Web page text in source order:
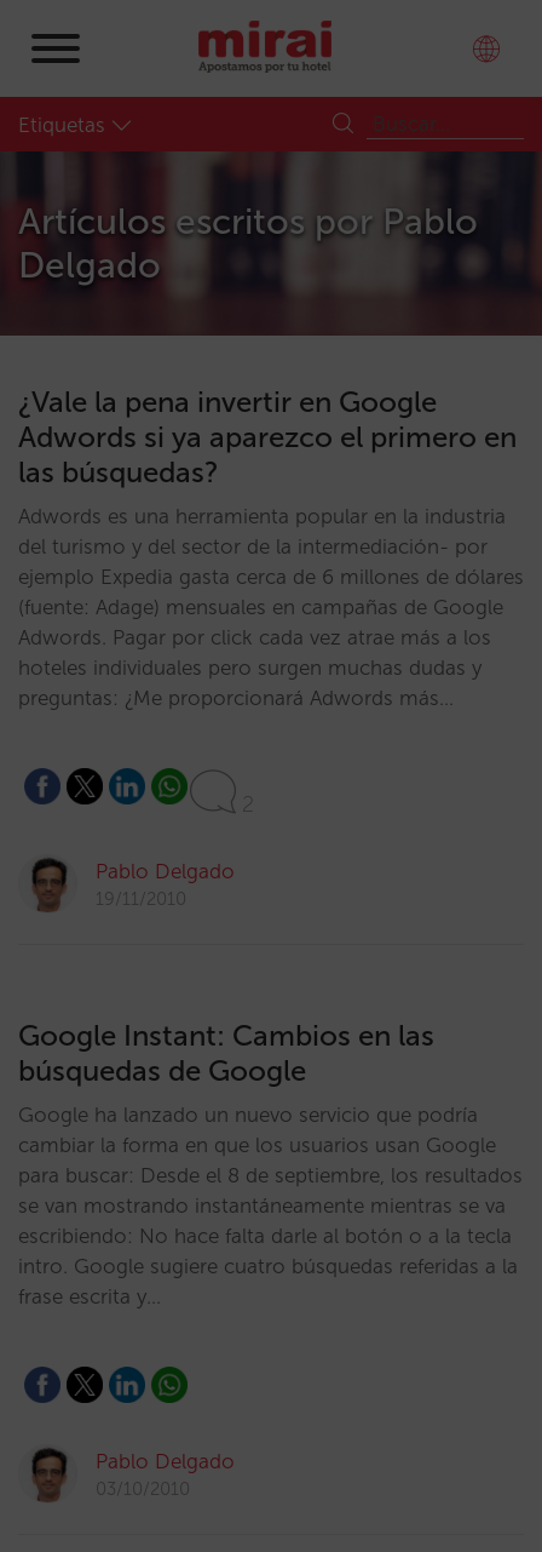
Etiquetas
Artículos escritos por Pablo
Delgado
¿Vale la pena invertir en Google
Adwords si ya aparezco el primero en
las búsquedas?
Adwords es una herramienta popular en la industria
del turismo y del sector de la intermediación- por
ejemplo Expedia gasta cerca de 6 millones de dólares
(fuente: Adage) mensuales en campañas de Google
Adwords. Pagar por click cada vez atrae más a los
hoteles individuales pero surgen muchas dudas y
preguntas: ¿Me proporcionará Adwords más…
2
Pablo Delgado
19/11/2010
Google Instant: Cambios en las
búsquedas de Google
Google ha lanzado un nuevo servicio que podría
cambiar la forma en que los usuarios usan Google
para buscar: Desde el 8 de septiembre, los resultados
se van mostrando instantáneamente mientras se va
escribiendo: No hace falta darle al botón o a la tecla
intro. Google sugiere cuatro búsquedas referidas a la
frase escrita y…
Pablo Delgado
03/10/2010